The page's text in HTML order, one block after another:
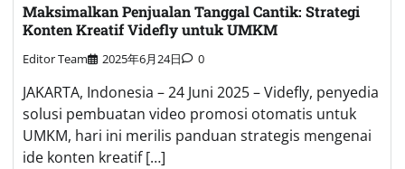
Maksimalkan Penjualan Tanggal Cantik: Strategi
Konten Kreatif Videfly untuk UMKM
Editor Team 2025年6月24日 0
JAKARTA, Indonesia – 24 Juni 2025 – Videfly, penyedia
solusi pembuatan video promosi otomatis untuk
UMKM, hari ini merilis panduan strategis mengenai
ide konten kreatif […]